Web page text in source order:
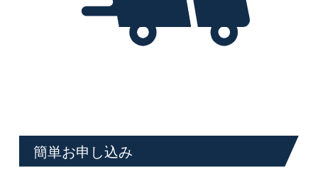
簡単お申し込み